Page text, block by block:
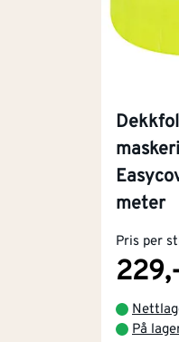
meter
Pris per
På